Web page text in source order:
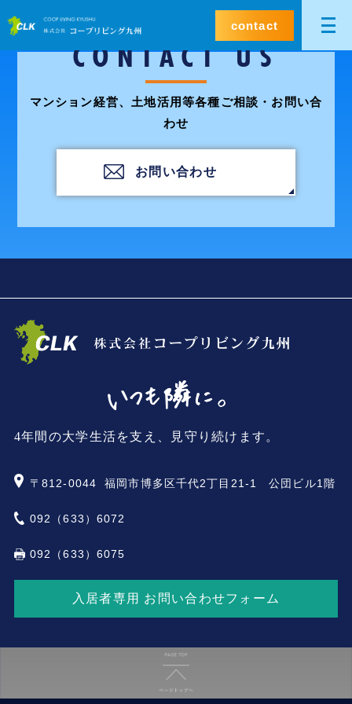
contact
CONTACT US
マンション経営、土地活用等各種ご相談・お問い合
わせ
お問い合わせ
4年間の大学生活を支え、見守り続けます。
〒812-0044 福岡市博多区千代2丁目21-1 公団ビル1階
092（633）6072
092（633）6075
入居者専用 お問い合わせフォーム